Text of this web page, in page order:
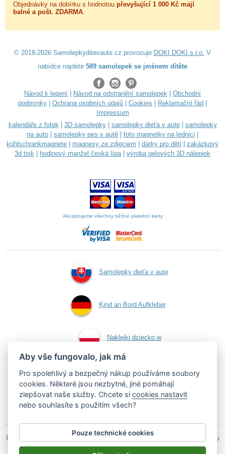
Objednávky na dobírku s hodnotou převyšující 1 000 Kč mají
balné a pošt. ZDARMA.
© 2018-2026 Samolepkyditevaute.cz provozuje DOKI DOKI s.r.o. V
nabídce najdete 589 samolepek se jménem dítěte
Návod k lepení Návod na odstranění samolepek
Obchodní
podmínky
Ochrana osobních údajů Cookies Reklamační řád
Impressum
kalendáře z fotek| 3D samolepky| samolepky dieťa v aute| samolepky
na auto
samolepky pes v autě foto magnetky na lednici
kühlschrankmagnete
magnesy ze zdjęciem dárky pro děti
zakázkový
3d tisk
hodinový manžel česká lípa| výroba gelových 3D nálepiek
Akceptujeme všechny běžné platební karty
Samolepky dieťa v aute
Kind an Bord Aufkleber
Naklejki dziecko w
aucie
Samolepky dítě v autě
Podle zákona o evidenci tržeb je prodávající povinen vystavit kupujícímu
účtenku.
Aby vše fungovalo, jak má
Pro spolehlivý a bezpečný nákup používáme soubory
cookies. Některé jsou nezbytné, jiné pomáhají
zlepšovat naše služby. Chcete sicookies nastavit
nebo souhlasíte s použitím všech?
Pouze technické cookies